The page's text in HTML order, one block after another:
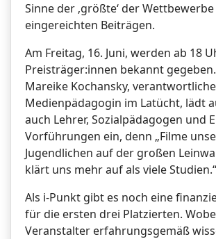
Sinne der ‚größte‘ der
eingereichten Beiträgen.
Am Freitag, 16. Juni, werden ab 18
Preisträger:innen bekannt
Mareike Kochansky, verantwortliche
Medienpädagogin im Latücht, lädt
auch Lehrer, Sozialpädagogen und
Vorführungen ein, denn „Filme
Jugendlichen auf der großen
klärt uns mehr auf als viele Studien.“
Als i-Punkt gibt es noch eine
für die ersten drei Platzierten.
Veranstalter erfahrungsgemäß